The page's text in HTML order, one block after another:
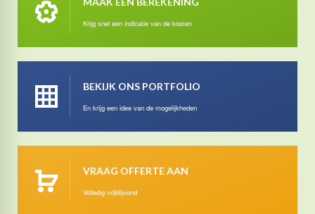
Krijg snel een indicatie van de kosten
BEKIJK ONS PORTFOLIO
En krijg een idee van de mogelijkheden
VRAAG OFFERTE AAN
Volledig vrijblijvend